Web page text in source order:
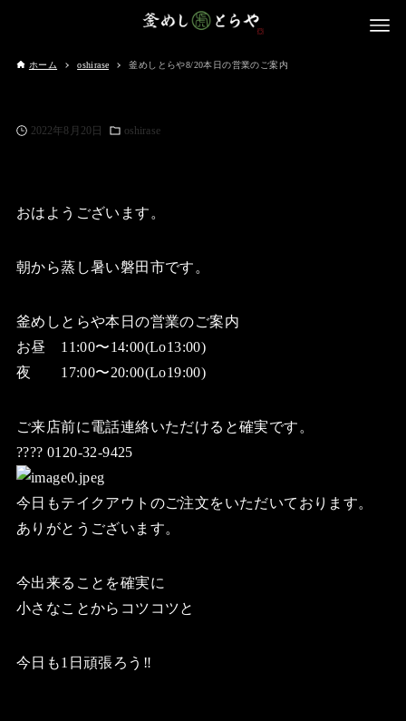
ホーム oshirase 釜めしとらや8/20本日の営業のご案内
2022年8月20日 oshirase
おはようございます。
朝から蒸し暑い磐田市です。
釜めしとらや本日の営業のご案内
お昼 11:00〜14:00(Lo13:00)
夜 17:00〜20:00(Lo19:00)
ご来店前に電話連絡いただけると確実です。
???? 0120-32-9425
今日もテイクアウトのご注文をいただいております。
ありがとうございます。
今出来ることを確実に
小さなことからコツコツと
今日も1日頑張ろう‼️